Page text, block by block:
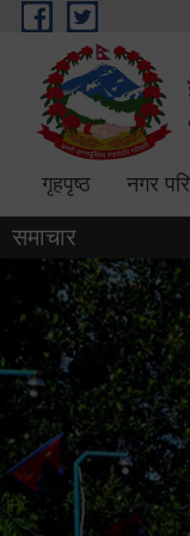
Skip to main content
गृहपृष्ठ नगर
समाचार